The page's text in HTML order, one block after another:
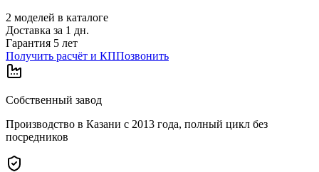
2 моделей в каталоге
Доставка за 1 дн.
Гарантия 5 лет
Получить расчёт и КППозвонить
Собственный завод
Производство в Казани с 2013 года, полный цикл без
посредников